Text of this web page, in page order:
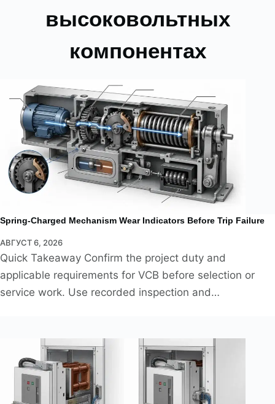
высоковольтных
компонентах
Spring-Charged Mechanism Wear Indicators Before Trip Failure
АВГУСТ 6, 2026
Quick Takeaway Confirm the project duty and
applicable requirements for VCB before selection or
service work. Use recorded inspection and…